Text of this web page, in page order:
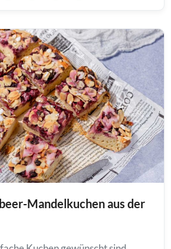
Mandelkuchen aus der